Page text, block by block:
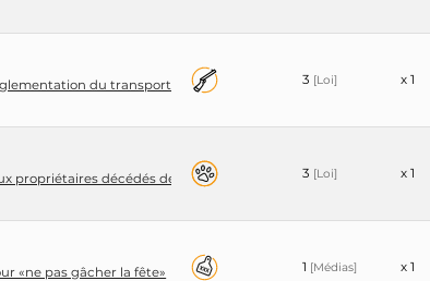
du transport aérien international pour lutter contre le
3 [Loi] x 1
propriétaires décédés de reposer avec leurs animaux de
3 [Loi] x 1
«ne pas gâcher la fête» 1 [Médias] x 1